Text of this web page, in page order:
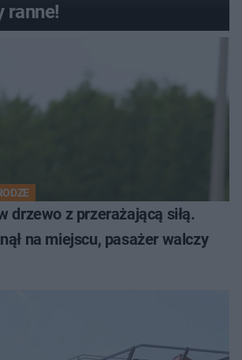
ranne!
drzewo z przerażającą siłą.
na miejscu, pasażer walczy